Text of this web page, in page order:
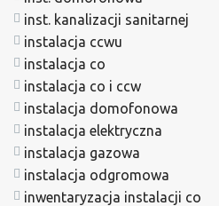
inst. kanalizacji sanitarnej
instalacja ccwu
instalacja co
instalacja co i ccw
instalacja domofonowa
instalacja elektryczna
instalacja gazowa
instalacja odgromowa
inwentaryzacja instalacji co